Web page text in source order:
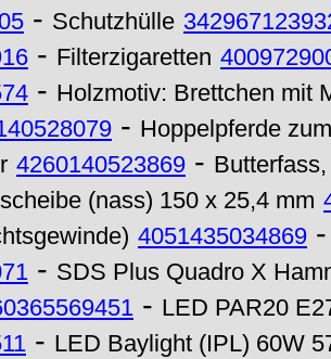
- Schutzhülle
- Filterzigaretten
- Holzmotiv: Brettchen mit
- Hoppelpferde
4260140523869 -
(nass) 150 x 25,4 mm
4051435034869
- SDS Plus Quadro X
- LED PAR20
- LED Baylight (IPL) 60W